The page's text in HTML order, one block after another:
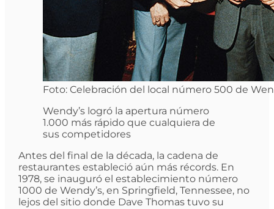
Foto: Celebración del local número 500 de
Wendy’s logró la apertura número
1.000 más rápido que cualquiera de
sus competidores
Antes del final de la década, la cadena de
restaurantes estableció aún más récords. En
1978, se inauguró el establecimiento número
1000 de Wendy’s, en Springfield, Tennessee, no
lejos del sitio donde Dave Thomas tuvo su